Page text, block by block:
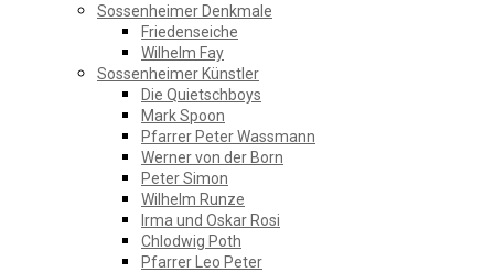
Sossenheimer Denkmale
Friedenseiche
Wilhelm Fay
Sossenheimer Künstler
Die Quietschboys
Mark Spoon
Pfarrer Peter Wassmann
Werner von der Born
Peter Simon
Wilhelm Runze
Irma und Oskar Rosi
Chlodwig Poth
Pfarrer Leo Peter